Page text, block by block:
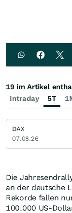
Die
an der deutsche
Rekorde fallen
100.000 US-
Intraday 5T
19 im Artikel
DAX
07.08.26